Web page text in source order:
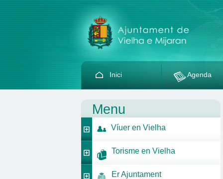
Inici Agenda
Menu
Víuer en Vielha
Torisme en Vielha
Er Ajuntament